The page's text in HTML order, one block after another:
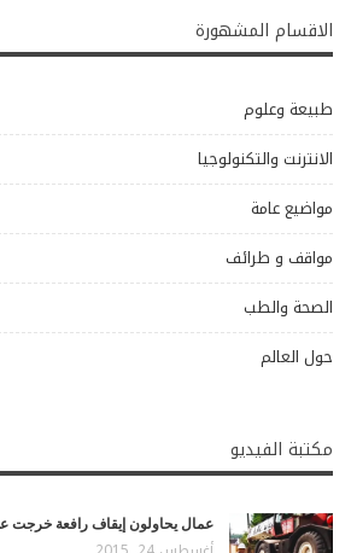
الاقسام المشهورة
طبيعة وعلوم
الانترنت والتكنولوجيا
مواضيع عامة
مواقف و طرائف
الصحة والطب
حول العالم
مكتبة الفيديو
عمال يحاولون إيقاف رافعة خرجت